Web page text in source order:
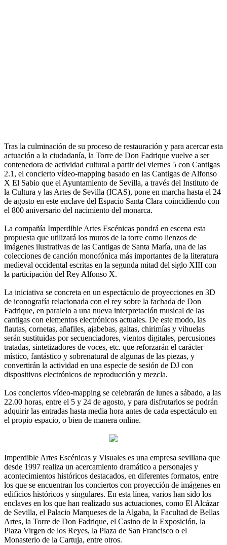
Tras la culminación de su proceso de restauración y para acercar esta
actuación a la ciudadanía, la Torre de Don Fadrique vuelve a ser
contenedora de actividad cultural a partir del viernes 5 con Cantigas
2.1, el concierto vídeo-mapping basado en las Cantigas de Alfonso
X El Sabio que el Ayuntamiento de Sevilla, a través del Instituto de
la Cultura y las Artes de Sevilla (ICAS), pone en marcha hasta el 24
de agosto en este enclave del Espacio Santa Clara coincidiendo con
el 800 aniversario del nacimiento del monarca.
La compañía Imperdible Artes Escénicas pondrá en escena esta
propuesta que utilizará los muros de la torre como lienzos de
imágenes ilustrativas de las Cantigas de Santa María, una de las
colecciones de canción monofónica más importantes de la literatura
medieval occidental escritas en la segunda mitad del siglo XIII con
la participación del Rey Alfonso X.
La iniciativa se concreta en un espectáculo de proyecciones en 3D
de iconografía relacionada con el rey sobre la fachada de Don
Fadrique, en paralelo a una nueva interpretación musical de las
cantigas con elementos electrónicos actuales. De este modo, las
flautas, cornetas, añafiles, ajabebas, gaitas, chirimías y vihuelas
serán sustituidas por secuenciadores, vientos digitales, percusiones
tratadas, sintetizadores de voces, etc. que reforzarán el carácter
místico, fantástico y sobrenatural de algunas de las piezas, y
convertirán la actividad en una especie de sesión de DJ con
dispositivos electrónicos de reproducción y mezcla.
Los conciertos vídeo-mapping se celebrarán de lunes a sábado, a las
22.00 horas, entre el 5 y 24 de agosto, y para disfrutarlos se podrán
adquirir las entradas hasta media hora antes de cada espectáculo en
el propio espacio, o bien de manera online.
Imperdible Artes Escénicas y Visuales es una empresa sevillana que
desde 1997 realiza un acercamiento dramático a personajes y
acontecimientos históricos destacados, en diferentes formatos, entre
los que se encuentran los conciertos con proyección de imágenes en
edificios históricos y singulares. En esta línea, varios han sido los
enclaves en los que han realizado sus actuaciones, como El Alcázar
de Sevilla, el Palacio Marqueses de la Algaba, la Facultad de Bellas
Artes, la Torre de Don Fadrique, el Casino de la Exposición, la
Plaza Virgen de los Reyes, la Plaza de San Francisco o el
Monasterio de la Cartuja, entre otros.